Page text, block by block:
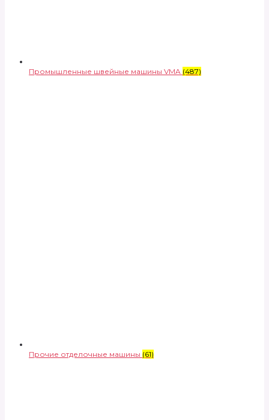
Промышленные швейные машины VMA (487)
Прочие отделочные машины (61)